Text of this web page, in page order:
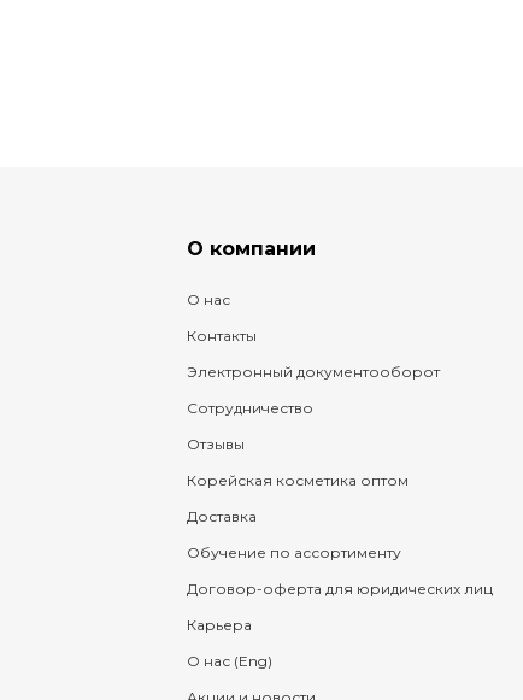
О компании
О нас
Контакты
Электронный документооборот
Сотрудничество
Отзывы
Корейская косметика оптом
Доставка
Обучение по ассортименту
Договор-оферта для юридических лиц
Карьера
О нас (Eng)
Акции и новости